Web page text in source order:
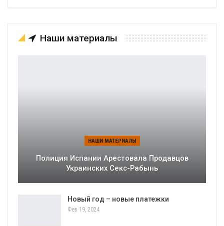
Наши материалы
НАШИ МАТЕРИАЛЫ
Полиция Испании Арестовала Продавцов
Украинских Секс-Рабынь
Новый год – новые платежки
Фев 19, 2024